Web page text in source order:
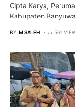
Cipta Karya,
Kabupaten
BY M SALEH 561